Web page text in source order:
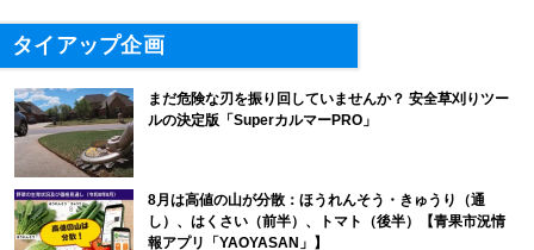
タイアップ企画
まだ危険な刃を振り回していませんか？ 安全草刈りツー
ルの決定版「SuperカルマーPRO」
8月は高値の山が分散：ほうれんそう・きゅうり（通
し）、はくさい（前半）、トマト（後半）【青果市況情
報アプリ「YAOYASAN」】